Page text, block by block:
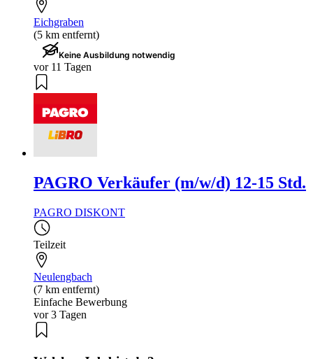
Eichgraben
(5 km entfernt)
Keine Ausbildung notwendig
vor 11 Tagen
PAGRO Verkäufer (m/w/d) 12-15 Std.
PAGRO DISKONT
Teilzeit
Neulengbach
(7 km entfernt)
Einfache Bewerbung
vor 3 Tagen